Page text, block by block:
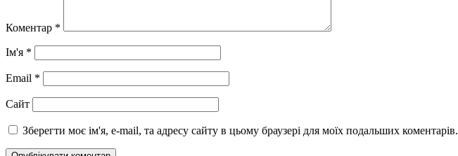
Коментар *
Ім'я *
Email *
Сайт
Зберегти моє ім'я, e-mail, та адресу сайту в цьому браузері для моїх подальших коментарів.